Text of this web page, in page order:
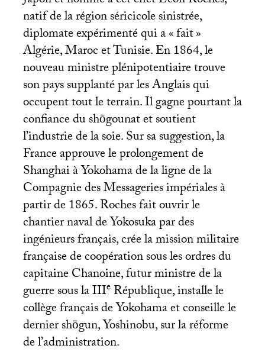
natif de la région séricicole sinistrée,
diplomate expérimenté qui a «fait»
Algérie, Maroc et Tunisie. En 1864, le
nouveau ministre plénipotentiaire trouve
son pays supplanté par les Anglais qui
occupent tout le terrain. Il gagne pourtant la
confiance du shōgounat et soutient
l’industrie de la soie. Sur sa suggestion, la
France approuve le prolongement de
Shanghai à Yokohama de la ligne de la
Compagnie des Messageries impériales à
partir de 1865. Roches fait ouvrir le
chantier naval de Yokosuka par des
ingénieurs français, crée la mission militaire
française de coopération sous les ordres du
capitaine Chanoine, futur ministre de la
guerre sous laIIIeRépublique, installe le
collège français de Yokohama et conseille le
dernier shōgun, Yoshinobu, sur la réforme
de l’administration.